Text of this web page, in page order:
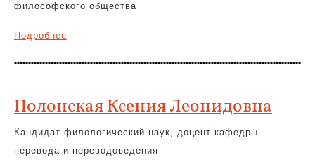
философского общества
Подробнее
Полонская Ксения Леонидовна
Кандидат филологический наук, доцент кафедры
перевода и переводоведения